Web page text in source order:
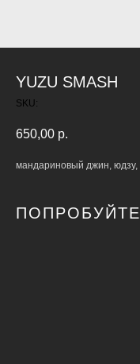
YUZU SMASH
SKU:
650,00 р.
мандариновый джин, юдзу,